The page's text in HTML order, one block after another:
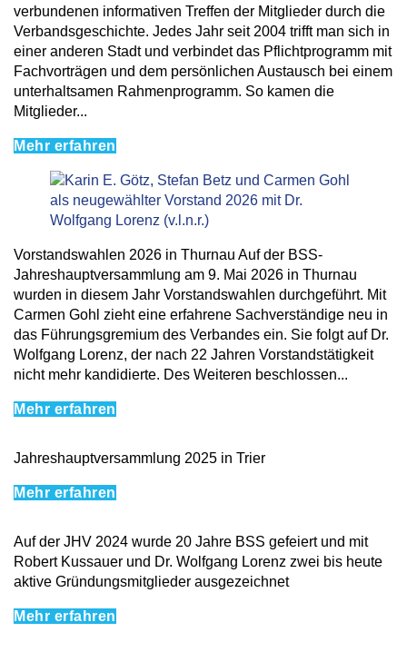
verbundenen informativen Treffen der Mitglieder durch die
Verbandsgeschichte. Jedes Jahr seit 2004 trifft man sich in
einer anderen Stadt und verbindet das Pflichtprogramm mit
Fachvorträgen und dem persönlichen Austausch bei einem
unterhaltsamen Rahmenprogramm. So kamen die
Mitglieder...
Mehr erfahren
Vorstandswahlen 2026 in Thurnau Auf der BSS-
Jahreshauptversammlung am 9. Mai 2026 in Thurnau
wurden in diesem Jahr Vorstandswahlen durchgeführt. Mit
Carmen Gohl zieht eine erfahrene Sachverständige neu in
das Führungsgremium des Verbandes ein. Sie folgt auf Dr.
Wolfgang Lorenz, der nach 22 Jahren Vorstandstätigkeit
nicht mehr kandidierte. Des Weiteren beschlossen...
Mehr erfahren
Jahreshauptversammlung 2025 in Trier
Mehr erfahren
Auf der JHV 2024 wurde 20 Jahre BSS gefeiert und mit
Robert Kussauer und Dr. Wolfgang Lorenz zwei bis heute
aktive Gründungsmitglieder ausgezeichnet
Mehr erfahren